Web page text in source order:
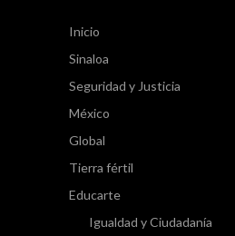
Inicio
Sinaloa
Seguridad y Justicia
México
Global
Tierra fértil
Educarte
Igualdad y Ciudadanía